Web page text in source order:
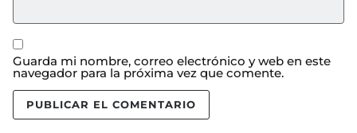
Guarda mi nombre, correo electrónico y web en este
navegador para la próxima vez que comente.